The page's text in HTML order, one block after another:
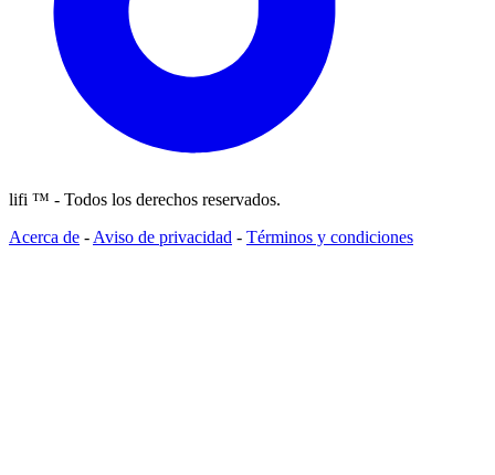
lifi ™ - Todos los derechos reservados.
Acerca de - Aviso de privacidad - Términos y condiciones